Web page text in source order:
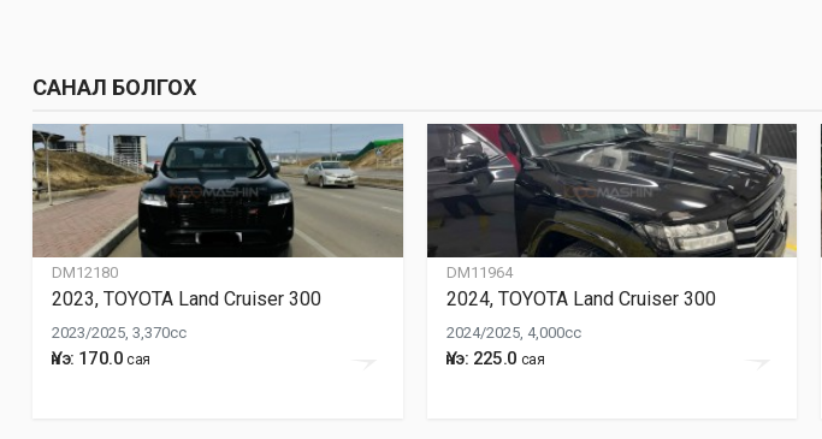
САНАЛ БОЛГОХ
DM12180
2023, TOYOTA Land Cruiser 300
2023/2025, 3,370cc
Үнэ: 170.0 сая
DM11964
2024, TOYOTA Land Cruiser 300
2024/2025, 4,000cc
Үнэ: 225.0 сая